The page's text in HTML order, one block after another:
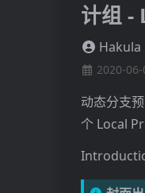
计组 -
Hakula
2020-06-
动态分支
个 Local